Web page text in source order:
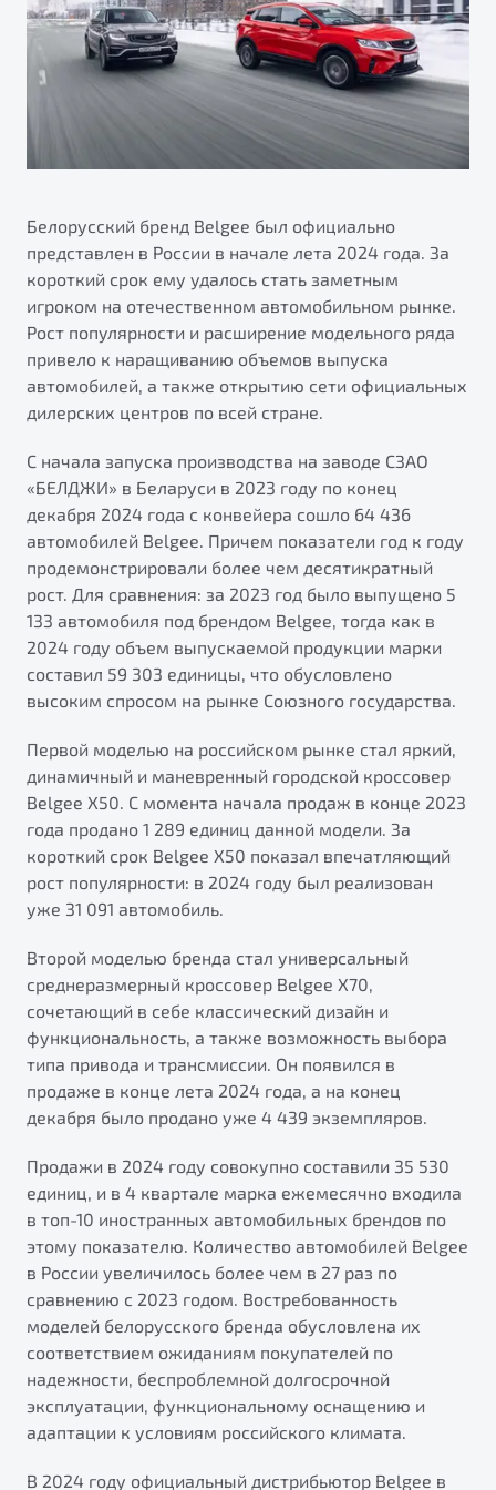
S50
Элегантный и практичный седан
от 1 699 990 ₽*
Обзор В наличии
X70
Универсальный кроссовер
от 2 499 990 ₽*
Обзор В наличии
Автокредит
Трейд-ин
Расчет КАСКО
Узнайте о специальных выгодах при покупке
автомобиля Belgee
Подробно
Автомобили в наличии
Тест-драйв
Автокредит
Спецпредложения
ПОДДЕРЖКА
Гарантия Belgee
Belgee Клуб
Реферальная программа
Клиентская поддержка
Помощь на дорогах
Будьте еще более уверены на дорогах с программой
"Помощь на дорогах"
Преимущества программы
Запись на сервис
Калькулятор ТО
Клиентская поддержка
О дилерском центре
Правовая информация
Белорусский бренд Belgee был официально
представлен в России в начале лета 2024 года. За
короткий срок ему удалось стать заметным
игроком на отечественном автомобильном рынке.
Рост популярности и расширение модельного ряда
привело к наращиванию объемов выпуска
автомобилей, а также открытию сети официальных
дилерских центров по всей стране.
С начала запуска производства на заводе СЗАО
«БЕЛДЖИ» в Беларуси в 2023 году по конец
декабря 2024 года с конвейера сошло 64 436
автомобилей Belgee. Причем показатели год к году
продемонстрировали более чем десятикратный
рост. Для сравнения: за 2023 год было выпущено 5
133 автомобиля под брендом Belgee, тогда как в
2024 году объем выпускаемой продукции марки
составил 59 303 единицы, что обусловлено
высоким спросом на рынке Союзного государства.
Первой моделью на российском рынке стал яркий,
динамичный и маневренный городской кроссовер
Belgee X50. С момента начала продаж в конце 2023
года продано 1 289 единиц данной модели. За
короткий срок Belgee X50 показал впечатляющий
рост популярности: в 2024 году был реализован
уже 31 091 автомобиль.
Второй моделью бренда стал универсальный
среднеразмерный кроссовер Belgee X70,
сочетающий в себе классический дизайн и
функциональность, а также возможность выбора
типа привода и трансмиссии. Он появился в
продаже в конце лета 2024 года, а на конец
декабря было продано уже 4 439 экземпляров.
Продажи в 2024 году совокупно составили 35 530
единиц, и в 4 квартале марка ежемесячно входила
в топ-10 иностранных автомобильных брендов по
этому показателю. Количество автомобилей Belgee
в России увеличилось более чем в 27 раз по
сравнению с 2023 годом. Востребованность
моделей белорусского бренда обусловлена их
соответствием ожиданиям покупателей по
надежности, беспроблемной долгосрочной
эксплуатации, функциональному оснащению и
адаптации к условиям российского климата.
В 2024 году официальный дистрибьютор Belgee в